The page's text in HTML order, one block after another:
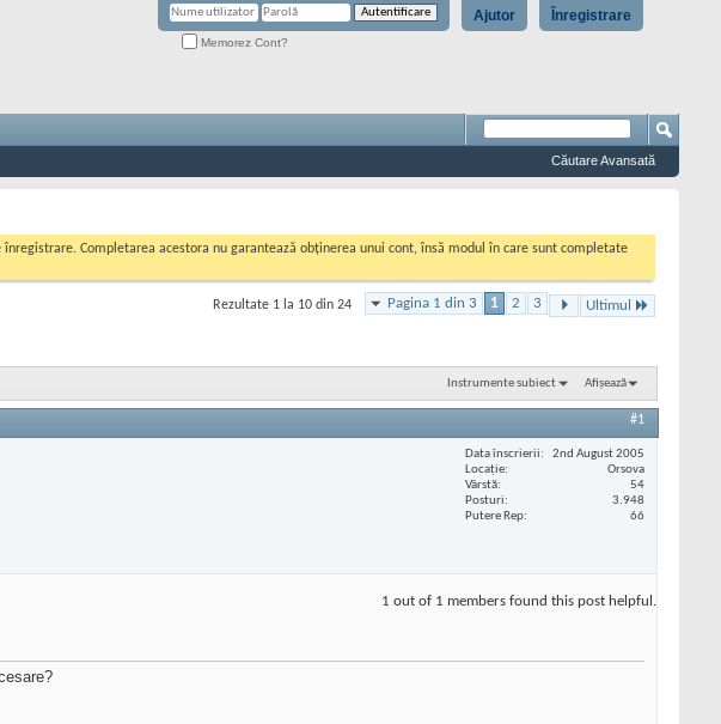
Înregistrare
Ajutor
Memorez Cont?
Căutare Avansată
Completarea acestora nu garantează obținerea unui cont, însă modul în care sunt completate
Pagina 1 din 3 1 2 3 Ultimul
Rezultate 1 la 10 din 24
Instrumente subiect Afișează
#1
Data înscrierii
2nd August 2005
Locaţie
Orsova
Vârstă
54
Posturi
3.948
Putere Rep
66
1 out of 1 members found this post helpful.